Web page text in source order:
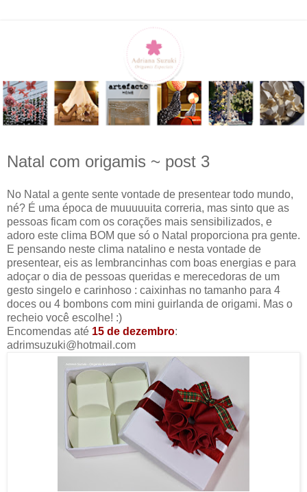
Natal com origamis ~ post 3
No Natal a gente sente vontade de presentear todo mundo,
né? É uma época de muuuuuita correria, mas sinto que as
pessoas ficam com os corações mais sensibilizados, e
adoro este clima BOM que só o Natal proporciona pra gente.
E pensando neste clima natalino e nesta vontade de
presentear, eis as lembrancinhas com boas energias e para
adoçar o dia de pessoas queridas e merecedoras de um
gesto singelo e carinhoso : caixinhas no tamanho para 4
doces ou 4 bombons com mini guirlanda de origami. Mas o
recheio você escolhe! :)
Encomendas até 15 de dezembro:
adrimsuzuki@hotmail.com